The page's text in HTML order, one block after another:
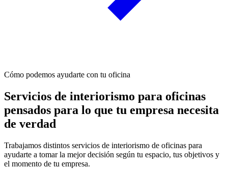
Cómo podemos ayudarte con tu oficina
Servicios de interiorismo para oficinas
pensados para lo que tu empresa necesita
de verdad
Trabajamos distintos servicios de interiorismo de oficinas para
ayudarte a tomar la mejor decisión según tu espacio, tus objetivos y
el momento de tu empresa.